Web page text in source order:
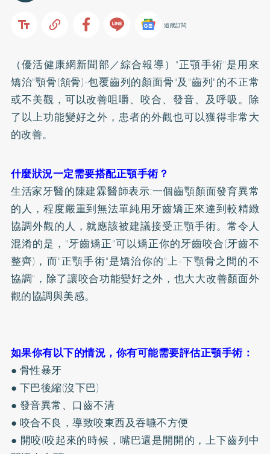
追蹤訂閱
（優活健康網新聞部／綜合報導）"正顎手術"是用來
矯治"顎骨(頷骨)-包覆齒列的顏面骨"及"齒列"的不正常
或不美觀，可以改善咀嚼、咬合、發音、及呼吸。除
了以上功能變好之外，患者的外觀也可以獲得非常大
的改善。
什麼狀況一定需要搭配正顎手術？
生活家牙醫的陳建霖醫師表示:一個齒顎顏面發育異常
的人，程度嚴重到無法單純用牙齒矯正來達到較精緻
協調外觀的人，就應該被建議接受正顎手術。常令人
混淆的是，"牙齒矯正"可以矯正你的牙齒咬合(牙齒不
整齊)，而"正顎手術"是矯治你的"上-下顎骨之間的不
協調"，除了讓咬合功能變好之外，也大大改善顏面外
觀的協調與美感。
如果你有以下的情況，你有可能需要評估正顎手術：
● 骨性暴牙
● 下巴後縮(沒下巴)
● 發音異常、口齒不清
● 咬合不良，導致咬東西及吞嚥不方便
● 開咬(咬起來的時候，嘴巴還是開開的，上下齒列中